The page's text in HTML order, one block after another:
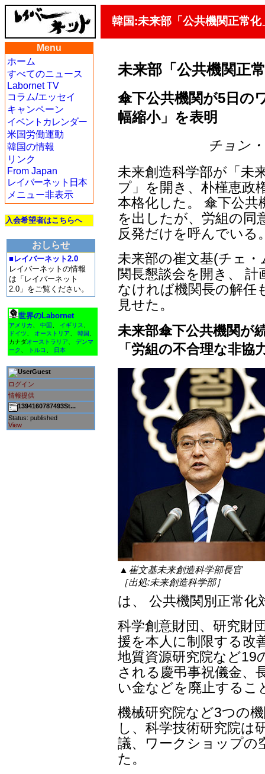
韓国:未来部「公共機関正常
Menu
ホーム
すべてのニュース
Labornet TV
コラム/エッセイ
キャンペーン
イベントカレンダー
米国労働運動
韓国の情報
リンク
From Japan
レイバーネット日本
メニュー非表示
入会希望者はこちらへ
おしらせ
■レイバーネット2.0
レイバーネットの情報
は「レイバーネット
2.0」をご覧ください。
世界のLabornet
アメリカ 中国 イギリス
ドイツ
オーストリア 韓国
カナダオーストラリア
デンマ
ーク
トルコ 日本
Guest
ログイン
情報提供
1394160787493St...
Status: published
View
未来部「公共機関正
傘下公共機関が5日の
幅縮小」を表明
チョン
未来創造科学部が「未
プ」を開き、朴槿恵政
本格化した。 傘下公共
を出したが、労組の同
反発だけを呼んでいる
未来部の崔文基(チェ
関長懇談会を開き、
なければ機関長の解任
見せた。
未来部傘下公共機関が
「労組の不合理な非
▲崔文基未来創造科学部長官
［出処:未来創造科学部］
は、 公共機関別正常
科学創意財団、研究財
援を本人に制限する改
地質資源研究院など19
される慶弔事祝儀金、
い金などを廃止するこ
機械研究院など3つの
し、科学技術研究院は
議、ワークショップの
た。